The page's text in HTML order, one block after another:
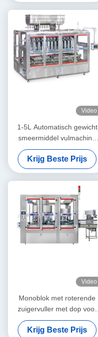
Video
1-5L Automatisch gewicht
smeermiddel vulmachine
Lub olie motor olie
koelmiddel remvloeistof
Krijg Beste Prijs
Video
Monoblok met roterende
zuigervuller met dop voor
smeerolie, smeerolie,
motorolie, koelvloeistof,
Krijg Beste Prijs